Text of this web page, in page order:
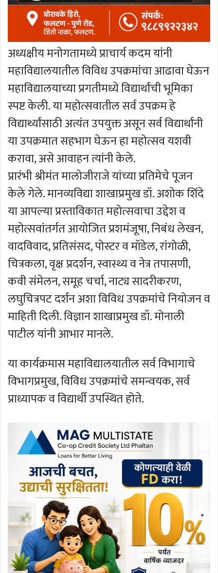
अध्यक्षीय मनोगतामध्ये प्राचार्य कदम यांनी
महाविद्यालयातील विविध उपक्रमांचा आढावा घेऊन
महाविद्यालयाच्या प्रगतीमध्ये विद्यार्थांची भूमिका
स्पष्ट केली. या महोत्सवातील सर्व उपक्रम हे
विद्यार्थ्यांसाठी अत्यंत उपयुक्त असून सर्व विद्यार्थांनी
या उपक्रमात सहभाग घेऊन हा महोत्सव यशवी
करावा, असे आवाहन त्यांनी केले.
प्रारंभी श्रीमंत मालोजीराजे यांच्या प्रतिमेचे पूजन
केले गेले. मानव्यविद्या शाखाप्रमुख डॉ. अशोक शिंदे
या आपल्या प्रस्ताविकात महोत्सवाचा उद्देश व
महोत्सवांतर्गत आयोजित प्रशमंजूषा, निबंध लेखन,
वादविवाद, प्रतिसंसद, पोस्टर व मॉडेल, रांगोळी,
चित्रकला, वृक्ष प्रदर्शन, स्वास्थ्य व नेत्र तपासणी,
कवी संमेलन, समूह चर्चा, नाट्य सादरीकरण,
लघुचित्रपट दर्शन अशा विविध उपक्रमांचे नियोजन व
माहिती दिली. विज्ञान शाखाप्रमुख डॉ. मोनाली
पाटील यांनी आभार मानले.
या कार्यक्रमास महाविद्यालयातील सर्व विभागाचे
विभागप्रमुख, विविध उपक्रमांचे समन्वयक, सर्व
प्राध्यापक व विद्यार्थी उपस्थित होते.